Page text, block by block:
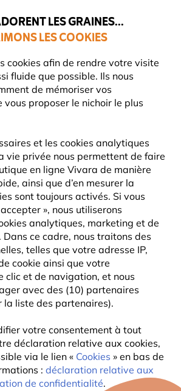
LES GRAINES...
LES COOKIES
cookies afin de rendre votre visite
fluide que possible. Ils nous
de mémoriser vos
vous proposer le nichoir le plus
et les cookies analytiques
vie privée nous permettent de faire
en ligne Vivara de manière
ainsi que d’en mesurer la
sont toujours activés. Si vous
», nous utiliserons
analytiques, marketing et de
ce cadre, nous traitons des
telles que votre adresse IP,
cookie ainsi que votre
clic et de navigation, et nous
avec des (10) partenaires
la liste des partenaires).
votre consentement à tout
déclaration relative aux cookies,
via le lien « Cookies » en bas de
: déclaration relative aux
de confidentialité.
bien noté dans 11 pays
express gratuite dès 59 €
MUSCADIN
-
Nichoir pour muscardin
42,99